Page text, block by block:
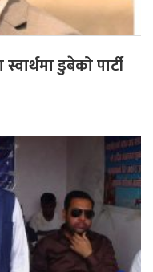
डुबेको पार्टी